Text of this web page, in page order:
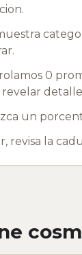
0
revelar
un
revisa la